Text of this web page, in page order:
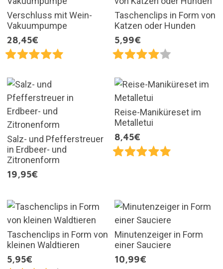
Verschluss mit Wein-
Vakuumpumpe
28,45€
Taschenclips in Form von
Katzen oder Hunden
5,99€
Salz- und Pfefferstreuer
in Erdbeer- und
Zitronenform
19,95€
Reise-Maniküreset im
Metalletui
8,45€
Taschenclips in Form von
kleinen Waldtieren
5,95€
Minutenzeiger in Form
einer Sauciere
10,99€